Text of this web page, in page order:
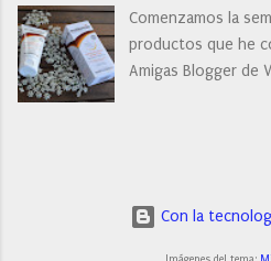
Comenzamos la
productos que he
Amigas Blogger de
manos para
Con la